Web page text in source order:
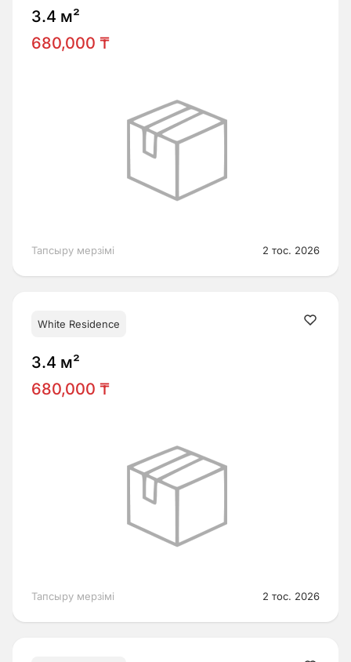
3.4 м²
680,000 ₸
Тапсыру мерзімі 2 тос. 2026
White Residence
3.4 м²
680,000 ₸
Тапсыру мерзімі 2 тос. 2026